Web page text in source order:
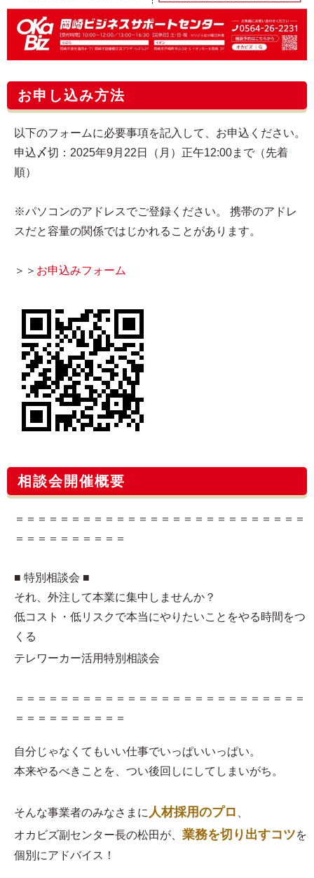
お申し込み方法
以下のフォームに必要事項を記入して、お申込ください。
申込〆切：2025年9月22日（月）正午12:00まで（先着
順）
※パソコンのアドレスでご登録ください。 携帯のアドレ
スだと容量の関係ではじかれることがあります。
＞＞ お申込みフォーム​
相談会開催概要
＝＝＝＝＝＝＝＝＝＝＝＝＝＝＝＝＝＝＝＝＝＝＝＝＝＝
＝＝＝＝＝＝＝＝＝＝
■ 特別相談会 ■
それ、外注して本業に集中しませんか？
低コスト・低リスクで本当にやりたいことをやる時間をつ
くる
テレワーカー活用特別相談会
＝＝＝＝＝＝＝＝＝＝＝＝＝＝＝＝＝＝＝＝＝＝＝＝＝＝
＝＝＝＝＝＝＝＝＝＝
自分じゃなくてもいい仕事でいっぱいいっぱい。
本来やるべきことを、つい後回しにしてしまいがち。
そんな事業者のみなさまに 人材採用のプロ
オカビズ副センター長の松田が、 業務を切り出すコツを
個別にアドバイス！